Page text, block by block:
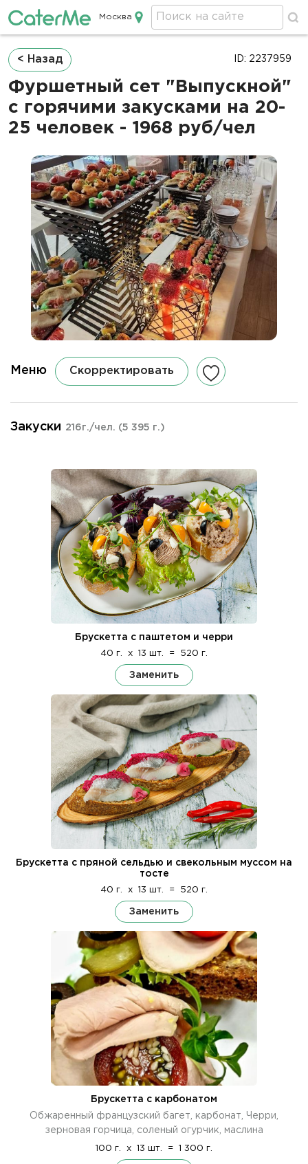
Кейтеринг в Москве
Москва
Строка
навигации
< Назад
Фуршетный сет "Выпускной"
с горячими закусками на 20-
25 человек - 1968 руб/чел
ID: 2237959
Меню Скорректировать
Закуски 216г./чел. (5 395 г.)
Брускетта с паштетом и черри
40 г. x 13 шт. = 520 г.
Заменить
Брускетта с пряной сельдью и свекольным муссом на
тосте
40 г. x 13 шт. = 520 г.
Заменить
Брускетта с карбонатом
Обжаренный французский багет, карбонат, Черри,
зерновая горчица, соленый огурчик, маслина
100 г. x 13 шт. = 1 300 г.